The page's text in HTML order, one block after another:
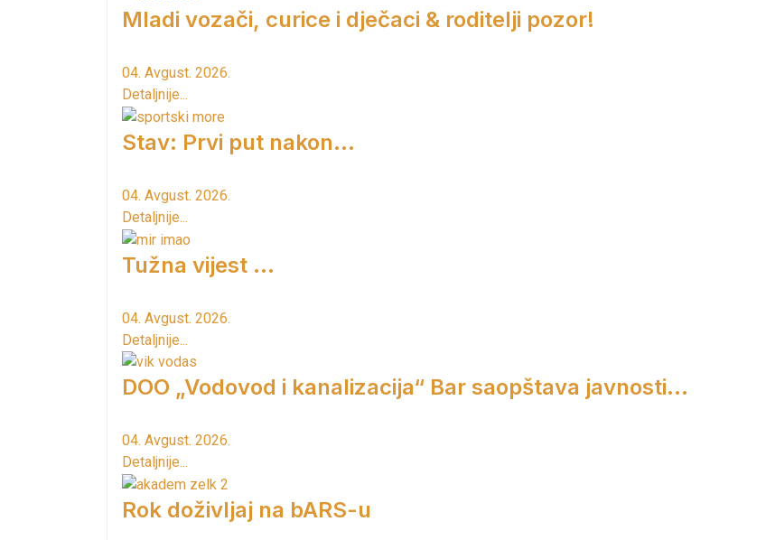
Mladi vozači, curice i dječaci & roditelji pozor!
04. Avgust. 2026.
Detaljnije...
Stav: Prvi put nakon…
04. Avgust. 2026.
Detaljnije...
Tužna vijest ...
04. Avgust. 2026.
Detaljnije...
DOO „Vodovod i kanalizacija“ Bar saopštava javnosti...
04. Avgust. 2026.
Detaljnije...
Rok doživljaj na bARS-u